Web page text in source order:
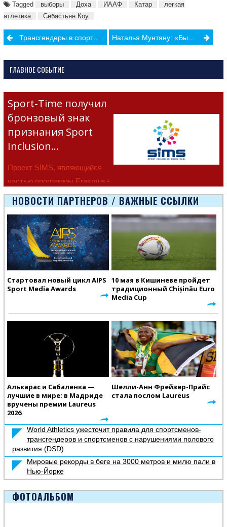
Tagged выборы Доха ИААФ Катар
легкая
атлетика
Себастьян Коу
PostТрансгендеры в спорте: МОК отложил принятие новых правил по классификации спортсменов Наталья Мунтяну: «Было бы хорошо, чтобы у мужских футбольных клубов в высшей лиге появились женские команды»
ГЛАВНОЕ СОБЫТИЕ
Sport-Time получил
бронзовый знак
признания Sport
Inclusion…
Проект SIMS, являющийся
частью программы Erasmus+
Европейско
НОВОСТИ ПАРТНЕРОВ / ВАЖНЫЕ ССЫЛКИ
Стартовал новый цикл AIPS
Sport Media Awards
10 мая в Кишиневе пройдет
традиционный Chișinău Euro
Media Cup
Алькарас и Сабаленка —
лучшие в мире: в Мадриде
вручены премии Laureus
2026
Шелли-Анн Фрейзер-Прайс
стала послом Laureus
World Athletics ужесточит правила для спортсменов-
трансгендеров и спортсменов с нарушениями полового
развития (DSD)
Мировые рекорды в беге на 3000 метров и милю пали в
Нью-Йорке
ФОТОАЛЬБОМ